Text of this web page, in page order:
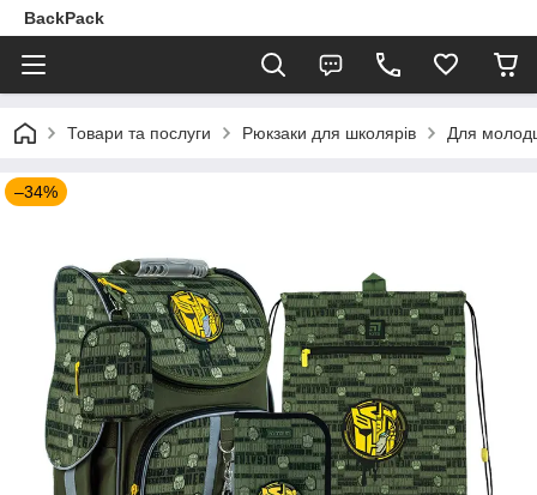
BackPack
Товари та послуги Рюкзаки для школярів Для
–34%